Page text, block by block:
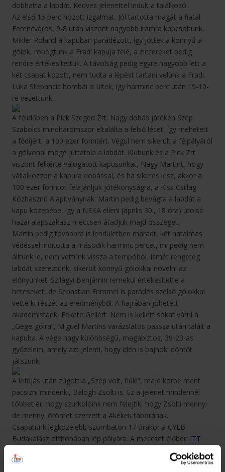
dobhatta a labdát. Kedves jelenettel indult a találkozó.
Az első 15 perc hozott izgalmat. Jól tartotta magát a fiatal
Ferencváros, 9-8 után viszont nagyobb iramra kapcsoltunk,
Mikler Roland a kapuban parádézott, így jöttek a könnyű a
gólok, robogtunk a Fradi kapuja felé, a ziccereket pedig
rendre értékesítettük. A távolság pedig egyre nagyobb lett a
két csapat között, nem tudta a lépést tartani velünk a Fradi.
Luka Stepancic bombái is ültek, így harminc perc után 19-10-
re vezettünk.
A félidőben a Pick Szeged Zrt. Nagy dobás játékén Szép
Szabolcs mindháromszor eltalálta a felső lécet, így mehetett
a fődíjért, a 100 ezer forintért. Végül nem sikerült a félpályáról
a gólvonal mögé juttatnia a labdát. Klubunk és a Pick Zrt.
viszont felkérte válogatott kapusunkat, Nagy Martint, hogy
vállalkozzon a kapura dobással, és ha sikeres lesz, akkor a
100 ezer forintot felajánljuk jótékonyságra, a Kiss Csillag
Közhasznú Alapítványnak. Martin pedig bevágta a labdát a
kapu közepébe, így a NEKA elleni (április 30., 18 óra) utolsó
hazai alapszakasz meccsen átadjuk majd összeget.
Martin pedig továbbra is lendületben maradt, két hatalmas
védéssel indította a második harminc percet, mi pedig nem
álltunk le, nem vettünk vissza a tempóból. Ismét rengeteg
labdát szereztünk, sikerült könnyű gólokkal növelni az
előnyünket. Szilágyi Benjámin remekül értékesítette a
heteseket, de Sebastian Frimmel is parádés szélső gólokkal
vette ki részét az eredményből. A hajrában jöhetett
akadémistánk, Fekete Gellért. Nem is kellett sokat várni a
„Gege-gólra”, Miguel Martins varázslatos passza után talált a
kapuba. A vége nagy különbségű, magabiztos, 39-23-as
győzelem, amely azt jelenti, hogy idén is bajnoki döntőt
játszunk.
A lefújás után zúgott a „Szép volt, fiúk!”, majd körbe ment
pacsizni mindenki, Balogh Zsolti is. Ez a jelenet mindennél
többet ér, hogy szurkolóink nem felejtik, hogy Zsolti mennyi
de mennyi örömet szerzett a #kékek táborának.
Csapatunk legközelebb szombaton 17 órakor a CYEB
Budakalász otthonában lép pályára. A meccset élőben ITT
Kárpáti Krisztián, az OTP Bank - PICK Szeged